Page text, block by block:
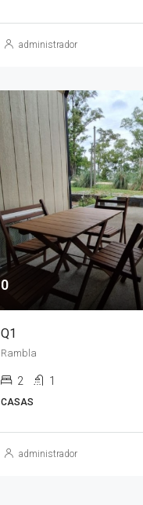
administrador
0
Q1
Rambla
2 1
CASAS
administrador